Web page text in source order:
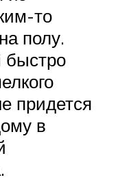
то
полу.
быстро
придется
в